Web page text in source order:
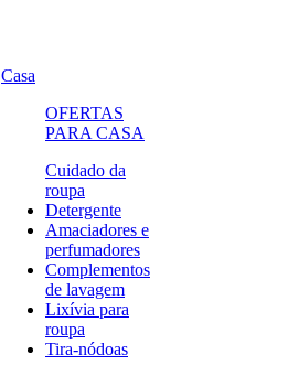
Casa
OFERTAS
PARA CASA
Cuidado da
roupa
Detergente
Amaciadores e
perfumadores
Complementos
de lavagem
Lixívia para
roupa
Tira-nódoas